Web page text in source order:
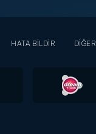
HATA BİLDİR DİĞER